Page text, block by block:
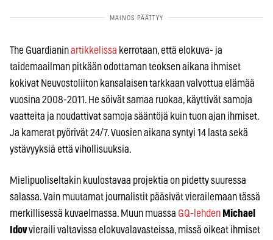
The Guardianinartikkelissa kerrotaan, että elokuva- ja
taidemaailman pitkään odottaman teoksen aikana ihmiset
kokivat Neuvostoliiton kansalaisen tarkkaan valvottua elämää
vuosina 2008-2011. He söivät samaa ruokaa, käyttivät samoja
vaatteita ja noudattivat samoja sääntöjä kuin tuon ajan ihmiset.
Ja kamerat pyörivät 24/7. Vuosien aikana syntyi 14 lasta sekä
ystävyyksiä että vihollisuuksia.
Mielipuoliseltakin kuulostavaa projektia on pidetty suuressa
salassa. Vain muutamat journalistit pääsivät vierailemaan tässä
merkillisessä kuvaelmassa. Muun muassa GQ-lehden Michael
Idovvieraili valtavissa elokuvalavasteissa, missä oikeat ihmiset